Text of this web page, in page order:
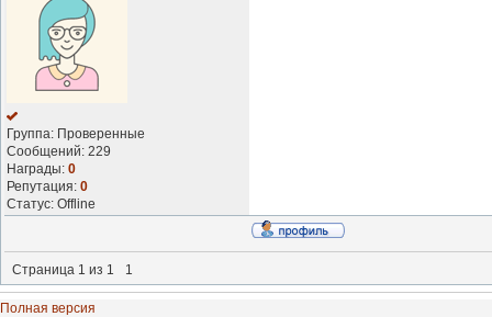
Группа: Проверенные
Сообщений: 229
Награды: 0
Репутация: 0
Статус: Offline
Страница 1 из 1 1
Полная версия